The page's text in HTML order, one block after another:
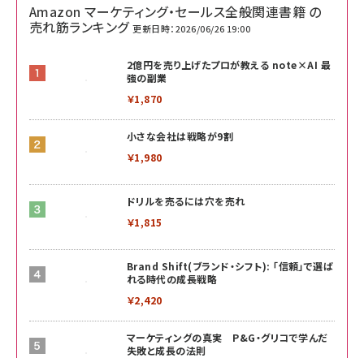
Amazon マーケティング・セールス全般関連書籍 の
売れ筋ランキング 更新日時：2026/06/26 19:00
2億円を売り上げたプロが教える note×AI 最
強の副業
￥1,870
小さな会社は戦略が9割
￥1,980
ドリルを売るには穴を売れ
￥1,815
Brand Shift(ブランド・シフト): 「信頼」で選ば
れる時代の成長戦略
￥2,420
マーケティングの真実 P&G・グリコで学んだ
失敗と成長の法則